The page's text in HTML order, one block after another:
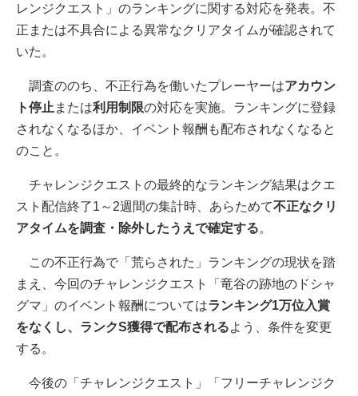
レンジクエスト」のランキングに関する対応を発表。不
正または不具合による異常なクリアタイムが確認されて
いた。
調査ののち、不正行為を働いたプレーヤーはアカウン
ト停止 または利用制限の対応を実施。ランキングに登録
されなくなるほか、イベント報酬も配布されなくなると
のこと。
チャレンジクエストの最終的なランキング結果はクエ
スト配信終了1～2週間の集計時、あらためて不正なクリ
アタイムを調査・除外したうえで確定する。
この不正行為で「荒らされた」ランキングの現状を踏
まえ、今回のチャレンジクエスト「竜谷の跡地のドシャ
グマ」のイベント報酬についてはランキング1万位入賞
をなくし、ランクS獲得で配布されるよう、条件を変更
する。
今後の「チャレンジクエスト」「フリーチャレンジク